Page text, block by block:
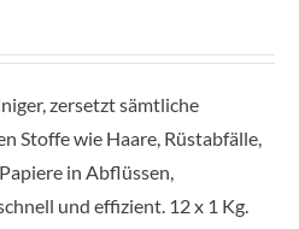
zersetzt sämtliche
Stoffe wie Haare, Rüstabfälle,
in Abflüssen,
und effizient. 12 x 1 Kg.